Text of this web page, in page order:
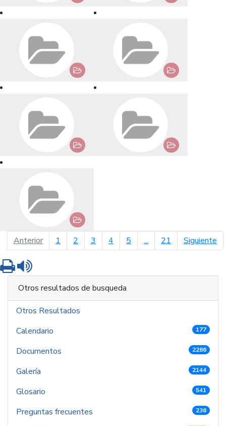
Anteriorpágina anterior
1 2 3 4 5 ... 21 Siguiente
Imprimir
Otros resultados de busqueda
Otros Resultados
Calendario
177
Documentos 2286
Galería 2144
Glosario 541
Preguntas frecuentes 236